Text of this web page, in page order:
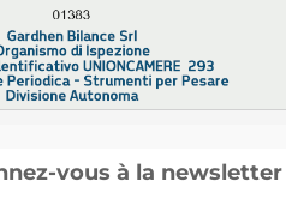
vous à la newsletter